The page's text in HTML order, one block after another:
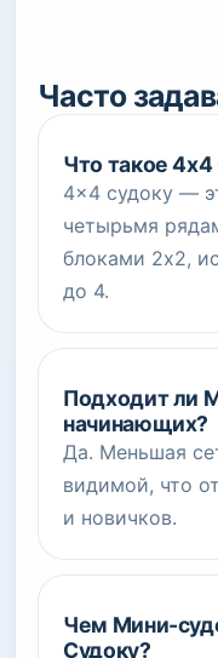
Часто
Что такое 4x4
4x4 судоку —
четырьмя
блоками 2x2,
до 4.
Подходит ли
начинающих?
Да. Меньшая
видимой, что
и новичков.
Чем Мини-
Судоку?